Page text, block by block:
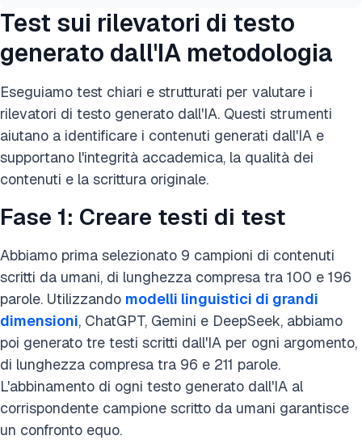
Test sui rilevatori di testo
generato dall'IA metodologia
Eseguiamo test chiari e strutturati per valutare i
rilevatori di testo generato dall'IA. Questi strumenti
aiutano a identificare i contenuti generati dall'IA e
supportano l'integrità accademica, la qualità dei
contenuti e la scrittura originale.
Fase 1: Creare testi di test
Abbiamo prima selezionato 9 campioni di contenuti
scritti da umani, di lunghezza compresa tra 100 e 196
parole. Utilizzando modelli linguistici di grandi
dimensioni, ChatGPT, Gemini e DeepSeek, abbiamo
poi generato tre testi scritti dall'IA per ogni argomento,
di lunghezza compresa tra 96 e 211 parole.
L'abbinamento di ogni testo generato dall'IA al
corrispondente campione scritto da umani garantisce
un confronto equo.